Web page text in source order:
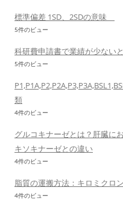
標準偏差 1SD、2SDの意味
5件のビュー
科研費申請書で業績が少ない
5件のビュー
類
4件のビュー
グルコキナーゼとは？肝臓に
キソキナーゼとの違い
4件のビュー
脂質の運搬方法：キロミクロ
4件のビュー